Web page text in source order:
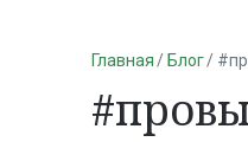
Главная Блог